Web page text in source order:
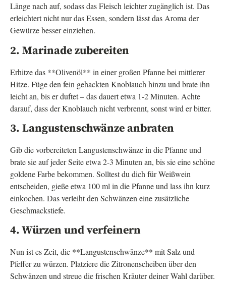
Länge nach auf, sodass das Fleisch leichter zugänglich ist. Das
erleichtert nicht nur das Essen, sondern lässt das Aroma der
Gewürze besser einziehen.
2. Marinade zubereiten
Erhitze das **Olivenöl** in einer großen Pfanne bei mittlerer
Hitze. Füge den fein gehackten Knoblauch hinzu und brate ihn
leicht an, bis er duftet – das dauert etwa 1-2 Minuten. Achte
darauf, dass der Knoblauch nicht verbrennt, sonst wird er bitter.
3. Langustenschwänze anbraten
Gib die vorbereiteten Langustenschwänze in die Pfanne und
brate sie auf jeder Seite etwa 2-3 Minuten an, bis sie eine schöne
goldene Farbe bekommen. Solltest du dich für Weißwein
entscheiden, gieße etwa 100 ml in die Pfanne und lass ihn kurz
einkochen. Das verleiht den Schwänzen eine zusätzliche
Geschmackstiefe.
4. Würzen und verfeinern
Nun ist es Zeit, die **Langustenschwänze** mit Salz und
Pfeffer zu würzen. Platziere die Zitronenscheiben über den
Schwänzen und streue die frischen Kräuter deiner Wahl darüber.